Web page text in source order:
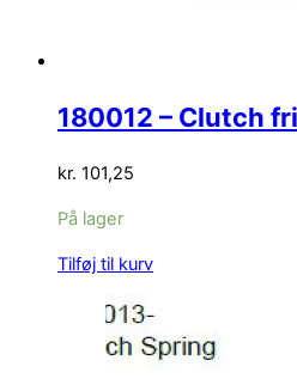
180012 – Clutch
kr. 101,25
På lager
Tilføj til kurv